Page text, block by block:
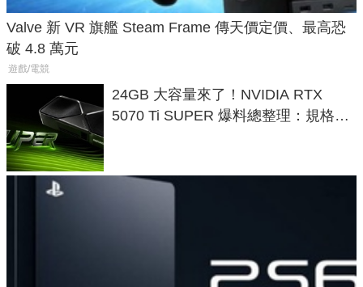
Valve 新 VR 旗艦 Steam Frame 傳天價定價、最高恐
破 4.8 萬元
遊戲/電競
24GB 大容量來了！NVIDIA RTX
5070 Ti SUPER 爆料總整理：規格、